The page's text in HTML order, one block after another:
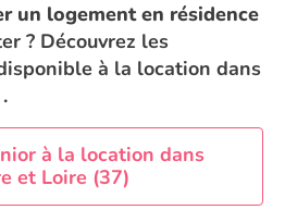
un logement en résidence
? Découvrez les
à la location dans
.
à la location dans
et Loire (37)